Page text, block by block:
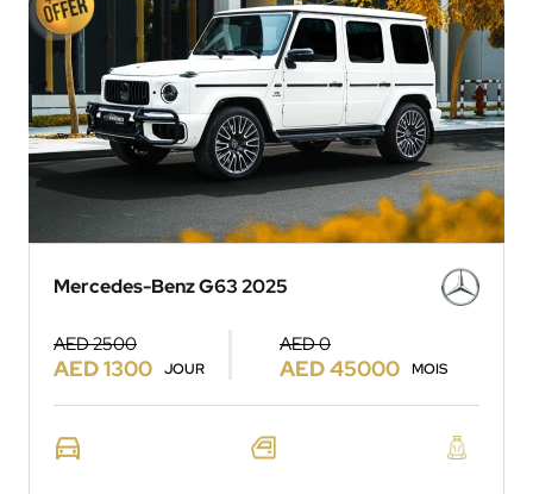
Mercedes-Benz G63 2025
AED 2500
AED 1300 JOUR
AED 0
AED 45000 MOIS